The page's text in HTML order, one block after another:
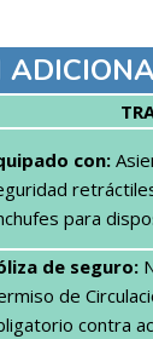
con:
para
de seguro:
de
contra